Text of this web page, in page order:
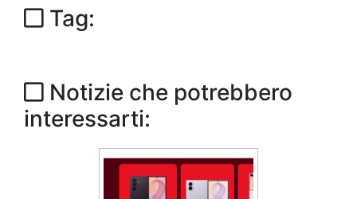
Tag:
Notizie che potrebbero
interessarti: